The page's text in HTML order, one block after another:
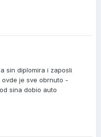
sin diplomira i zaposli
je sve obrnuto -
sina dobio auto